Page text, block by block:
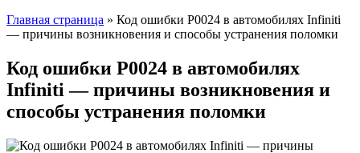
Главная страница » Код ошибки Р0024 в автомобилях Infiniti
— причины возникновения и способы устранения поломки
Код ошибки Р0024 в автомобилях
Infiniti — причины возникновения и
способы устранения поломки